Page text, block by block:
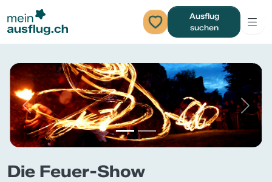
Ausflug
suchen
Previous Next
Die Feuer-Show